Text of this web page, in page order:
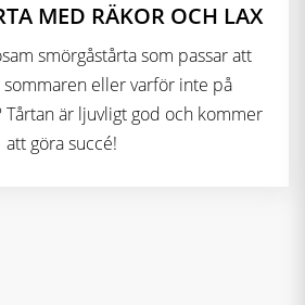
MED RÄKOR OCH LAX
smörgåstårta som passar att
eller varför inte på
är ljuvligt god och kommer
att göra succé!